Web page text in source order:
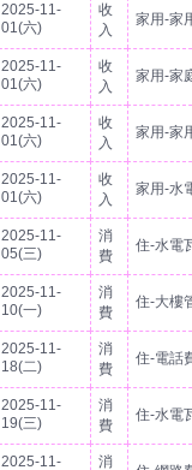
2025-11-
01(六)
收
入
家用-家
2025-11-
01(六)
收
入
家用-家
2025-11-
01(六)
收
入
家用-家
2025-11-
01(六)
收
入
家用-水
2025-11-
05(三)
消
費
住-水電
2025-11-
10(一)
消
費
住-大樓
2025-11-
18(二)
消
費
住-電話
2025-11-
19(三)
消
費
住-水電
2025-11- 消